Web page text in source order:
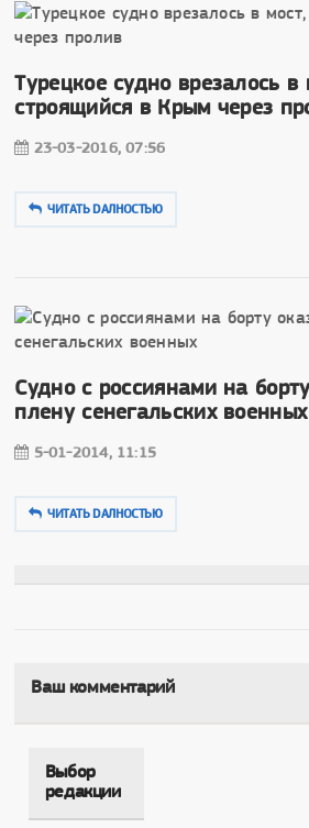
Турецкое судно врезалось в
строящийся в Крым через
23-03-2016, 07:56
ЧИТАТЬ DAЛНОСТЬЮ
Судно с россиянами на
плену сенегальских военных
5-01-2014, 11:15
ЧИТАТЬ DAЛНОСТЬЮ
Ваш комментарий
Выбор
редакции